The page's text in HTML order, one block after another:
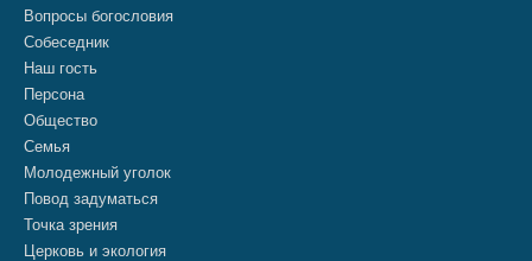
Вопросы богословия
Собеседник
Наш гость
Персона
Общество
Семья
Молодежный уголок
Повод задуматься
Точка зрения
Церковь и экология